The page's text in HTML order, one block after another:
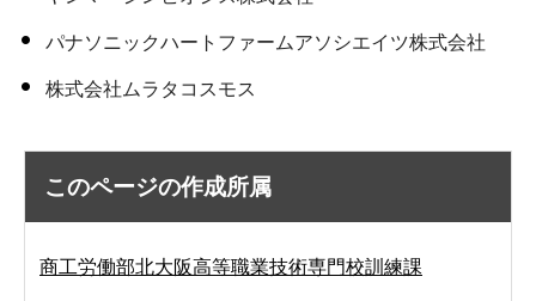
パナソニックハートファームアソシエイツ株式会社
株式会社ムラタコスモス
このページの作成所属
商工労働部北大阪高等職業技術専門校訓練課